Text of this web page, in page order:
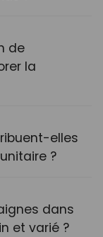
de
la
elles
?
dans
et varié ?